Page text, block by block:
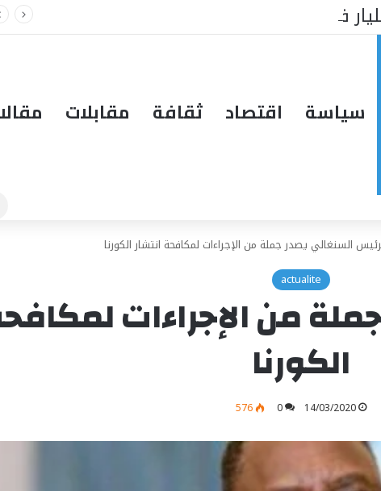
سياسة اقتصاد ثقافة مقابلات
السنغالي يصدر جملة من الإجراءات لمكافحة انتشار الكورنا
actualite
من الإجراءات
الكورنا
14/03/2020
0
576